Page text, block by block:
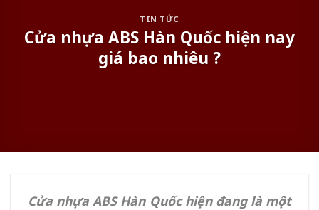
TIN TỨC
Cửa nhựa ABS Hàn Quốc hiện nay
giá bao nhiêu ?
Cửa nhựa ABS Hàn Quốc hiện đang là một